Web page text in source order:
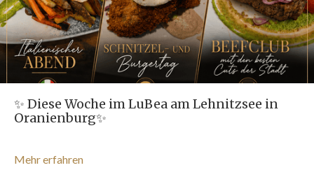
✨ Diese Woche im LuBea am Lehnitzsee in
Oranienburg✨
Mehr erfahren